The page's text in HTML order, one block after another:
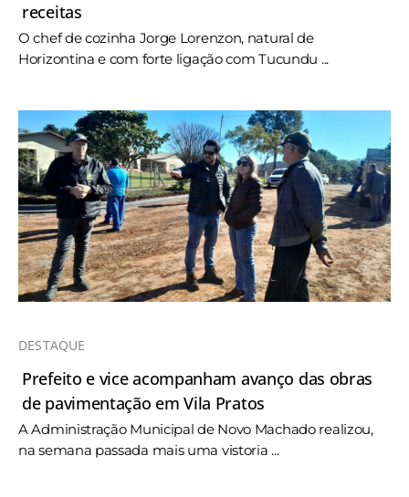
receitas
O chef de cozinha Jorge Lorenzon, natural de
Horizontina e com forte ligação com Tucundu ...
DESTAQUE
Prefeito e vice acompanham avanço das obras
de pavimentação em Vila Pratos
A Administração Municipal de Novo Machado realizou,
na semana passada mais uma vistoria ...